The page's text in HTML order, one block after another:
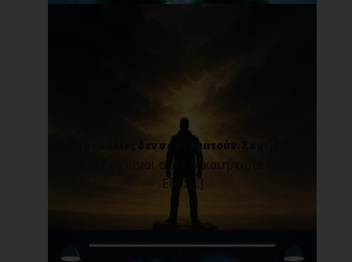
Οι δυσκολίες δεν σε σταματούν. Σε χτίζουν!
Η ζωή δεν είναι ούτε δίκαιη, ούτε άδικη.
Είνα[...]